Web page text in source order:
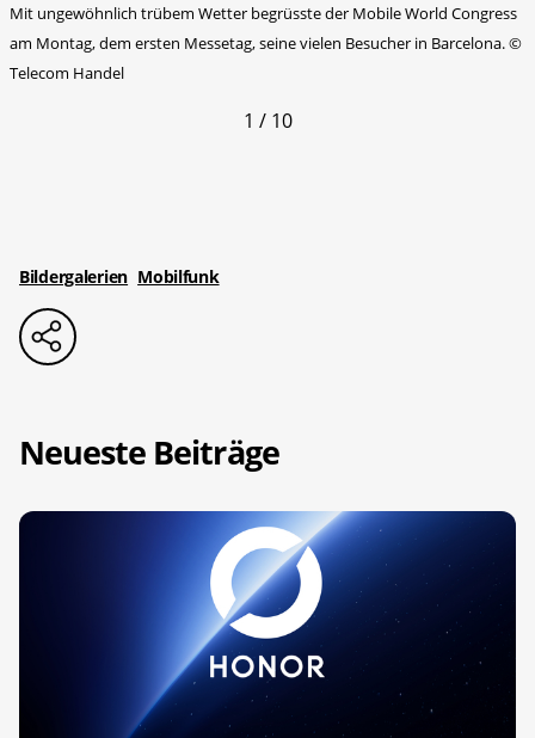
Mit ungewöhnlich trübem Wetter begrüsste der Mobile World Congress
am Montag, dem ersten Messetag, seine vielen Besucher in Barcelona.©
Telecom Handel
1 / 10
Bildergalerien Mobilfunk
Neueste Beiträge